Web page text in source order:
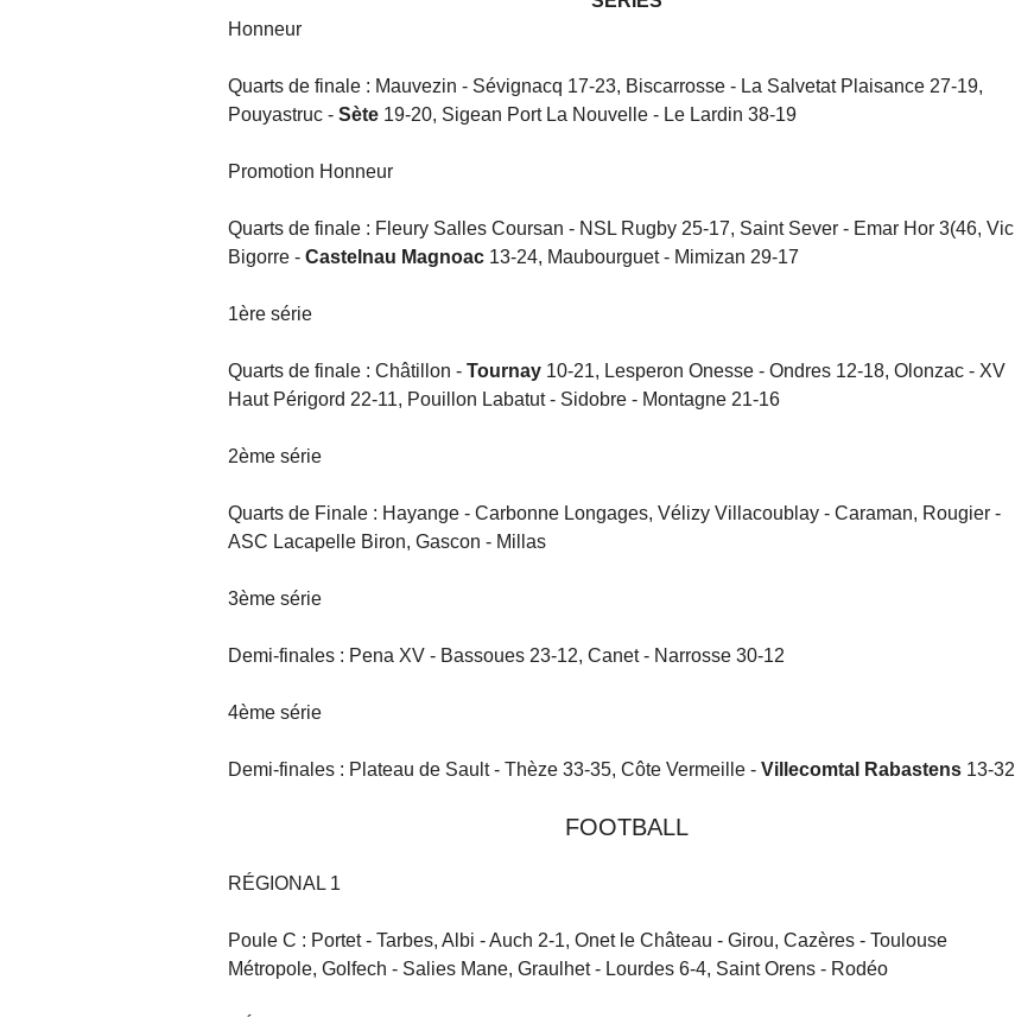
Honneur
Quarts de finale : Mauvezin - Sévignacq 17-23, Biscarrosse - La Salvetat Plaisance 27-19,
Pouyastruc - Sète 19-20, Sigean Port La Nouvelle - Le Lardin 38-19
Promotion Honneur
Quarts de finale : Fleury Salles Coursan - NSL Rugby 25-17, Saint Sever - Emar Hor 3(46, Vic
Bigorre - Castelnau Magnoac 13-24, Maubourguet - Mimizan 29-17
1ère série
Quarts de finale : Châtillon - Tournay 10-21, Lesperon Onesse - Ondres 12-18, Olonzac - XV
Haut Périgord 22-11, Pouillon Labatut - Sidobre - Montagne 21-16
2ème série
Quarts de Finale : Hayange - Carbonne Longages, Vélizy Villacoublay - Caraman, Rougier -
ASC Lacapelle Biron, Gascon - Millas
3ème série
Demi-finales : Pena XV - Bassoues 23-12, Canet - Narrosse 30-12
4ème série
Demi-finales : Plateau de Sault - Thèze 33-35, Côte Vermeille - Villecomtal Rabastens 13-32
FOOTBALL
RÉGIONAL 1
Poule C : Portet - Tarbes, Albi - Auch 2-1, Onet le Château - Girou, Cazères - Toulouse
Métropole, Golfech - Salies Mane, Graulhet - Lourdes 6-4, Saint Orens - Rodéo